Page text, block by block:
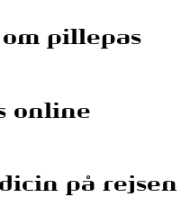
pillepas
online
på rejsen